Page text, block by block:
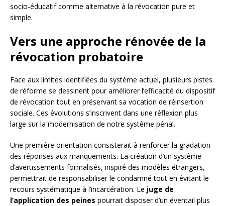
socio-éducatif comme alternative à la révocation pure et
simple.
Vers une approche rénovée de la
révocation probatoire
Face aux limites identifiées du système actuel, plusieurs pistes
de réforme se dessinent pour améliorer l’efficacité du dispositif
de révocation tout en préservant sa vocation de réinsertion
sociale. Ces évolutions s’inscrivent dans une réflexion plus
large sur la modernisation de notre système pénal.
Une première orientation consisterait à renforcer la gradation
des réponses aux manquements. La création d’un système
d’avertissements formalisés, inspiré des modèles étrangers,
permettrait de responsabiliser le condamné tout en évitant le
recours systématique à l’incarcération. Le juge de
l’application des peines pourrait disposer d’un éventail plus